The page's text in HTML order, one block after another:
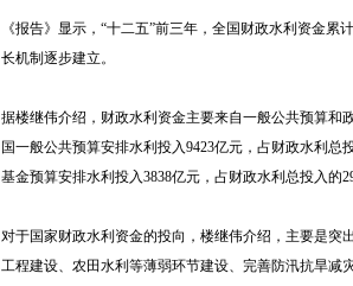
《报告》显示，“十二五”前三年，全国财政水利资金
长机制逐步建立。
据楼继伟介绍，财政水利资金主要来自一般公共预算和
国一般公共预算安排水利投入9423亿元，占财政水利
基金预算安排水利投入3838亿元，占财政水利总投入的
对于国家财政水利资金的投向，楼继伟介绍，主要是突
工程建设、农田水利等薄弱环节建设、完善防汛抗旱减